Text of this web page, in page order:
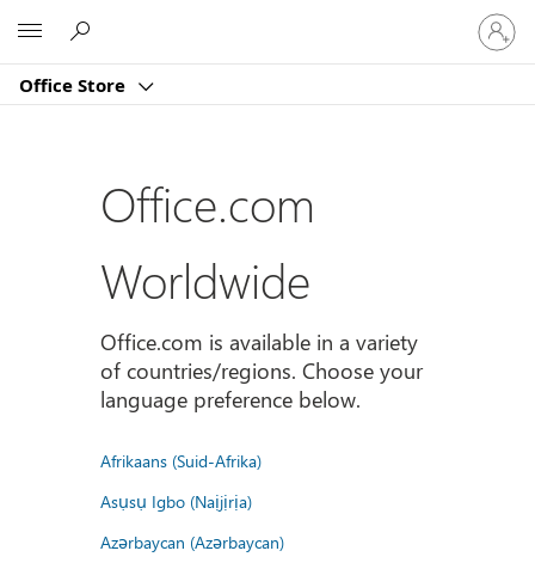
Office Store
Sign
in
to
account
Office.com
Worldwide
Office.com is available in a variety
of countries/regions. Choose your
language preference below.
Afrikaans (Suid-Afrika)
Asụsụ Igbo (Naịjịrịa)
Azərbaycan (Azərbaycan)